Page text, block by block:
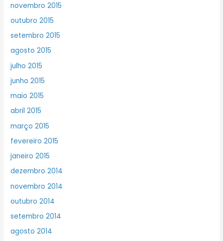
novembro 2015
outubro 2015
setembro 2015
agosto 2015
julho 2015
junho 2015
maio 2015
abril 2015
março 2015
fevereiro 2015
janeiro 2015
dezembro 2014
novembro 2014
outubro 2014
setembro 2014
agosto 2014